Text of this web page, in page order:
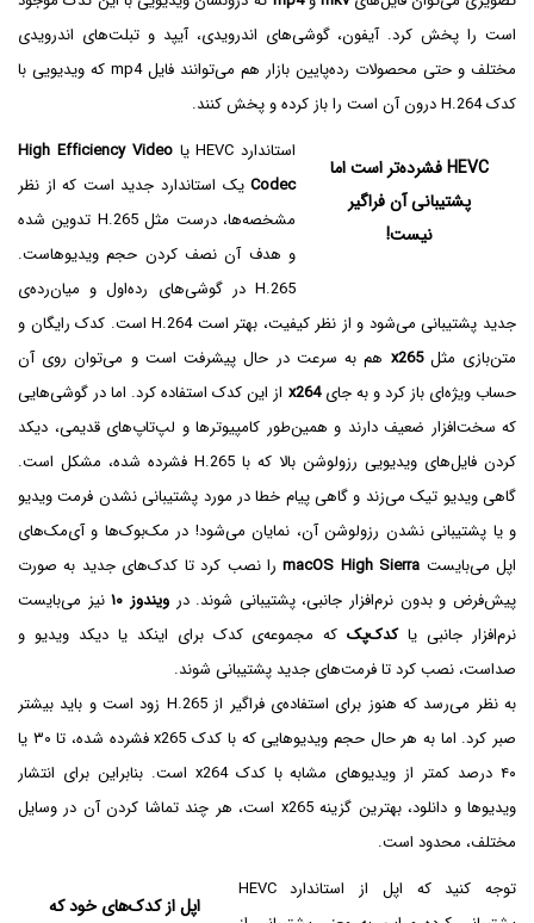
است را پخش کرد. آیفون، گوشی‌های اندرویدی، آیپد و تبلت‌های اندرویدی
مختلف و حتی محصولات رده‌پایین بازار هم می‌توانند فایل mp4 که ویدیویی با
کدک H.264 درون آن است را باز کرده و پخش کنند.
HEVC فشرده‌تر است اما
پشتیبانی آن فراگیر
نیست!
استاندارد HEVC یا
High Efficiency Video
Codecیک استاندارد جدید است که از نظر
مشخصه‌ها، درست مثل H.265 تدوین شده
و هدف آن نصف کردن حجم ویدیوهاست.
H.265 در گوشی‌های رده‌اول و میان‌رده‌ی
جدید پشتیبانی می‌شود و از نظر کیفیت، بهتر است H.264 است. کدک رایگان و
متن‌بازی مثلx265 هم به سرعت در حال پیشرفت است و می‌توان روی آن
حساب ویژه‌ای باز کرد و به جایx264 از این کدک استفاده کرد. اما در گوشی‌هایی
که سخت‌افزار ضعیف دارند و همین‌طور کامپیوترها و لپ‌تاپ‌های قدیمی، دیکد
کردن فایل‌های ویدیویی رزولوشن بالا که با H.265 فشرده شده، مشکل است.
گاهی ویدیو تیک می‌زند و گاهی پیام خطا در مورد پشتیبانی نشدن فرمت ویدیو
و یا پشتیبانی نشدن رزولوشن آن، نمایان می‌شود! در مک‌بوک‌ها و آی‌مک‌های
اپل می‌بایست macOS High Sierraرا نصب کرد تا کدک‌های جدید به صورت
پیش‌فرض و بدون نرم‌افزار جانبی، پشتیبانی شوند. درویندوز ۱۰
نیز می‌بایست
نرم‌افزار جانبی یاکدک‌پککه مجموعه‌ی کدک برای اینکد یا دیکد ویدیو و
صداست، نصب کرد تا فرمت‌های جدید پشتیبانی شوند.
به نظر می‌رسد که هنوز برای استفاده‌ی فراگیر از H.265 زود است و باید بیشتر
صبر کرد. اما به هر حال حجم ویدیوهایی که با کدک x265‌ فشرده شده، تا ۳۰ یا
۴۰ درصد کمتر از ویدیوهای مشابه با کدک x264 است. بنابراین برای انتشار
ویدیوها و دانلود، بهترین گزینه x265 است، هر چند تماشا کردن آن در وسایل
مختلف، محدود است.
اپل از کدک‌های خود که
توجه کنید که اپل از استاندارد HEVC